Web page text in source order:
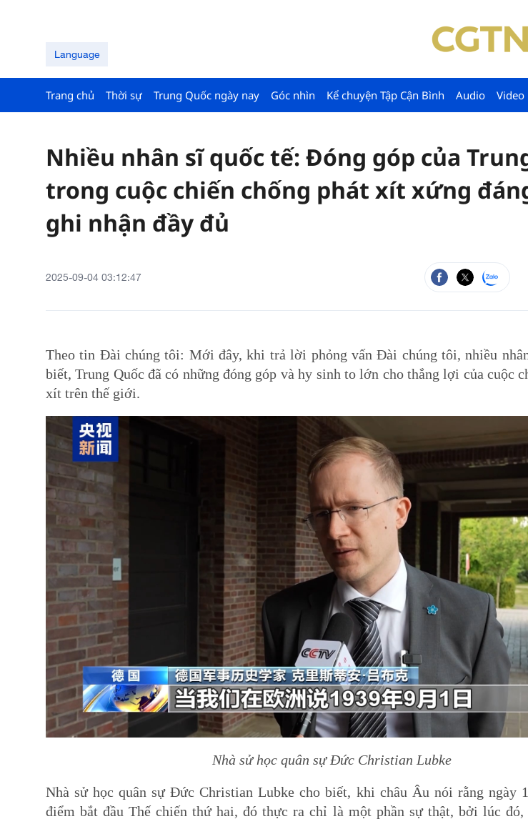
Language
Trang chủ Thời sự Trung Quốc ngày nay Góc nhìn Kể chuyện Tập Cận Bình Audio Video
Nhiều nhân sĩ quốc tế: Đóng góp của
trong cuộc chiến chống phát xít xứng
ghi nhận đầy đủ
2025-09-04 03:12:47
Theo tin Đài chúng tôi: Mới đây, khi trả lời phỏng vấn Đài chúng tôi, nhiều
biết, Trung Quốc đã có những đóng góp và hy sinh to lớn cho thắng lợi của cuộc
xít trên thế giới.
Nhà sử học quân sự Đức Christian Lubke
Nhà sử học quân sự Đức Christian Lubke cho biết, khi châu Âu nói rằng ngày
điểm bắt đầu Thế chiến thứ hai, đó thực ra chỉ là một phần sự thật, bởi lúc đó,